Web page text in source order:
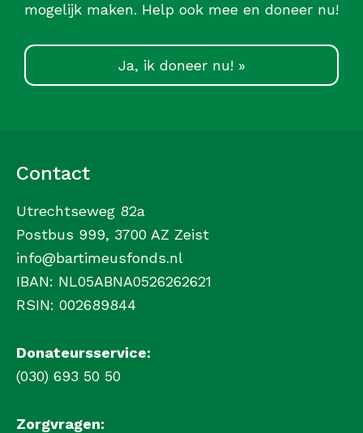
mogelijk maken. Help ook mee en doneer nu!
Ja, ik doneer nu! »
Contact
Utrechtseweg 82a
Postbus 999, 3700 AZ Zeist
info@bartimeusfonds.nl
IBAN: NL05ABNA0526262621
RSIN: 002689844
Donateursservice:
(030) 693 50 50
Zorgvragen: